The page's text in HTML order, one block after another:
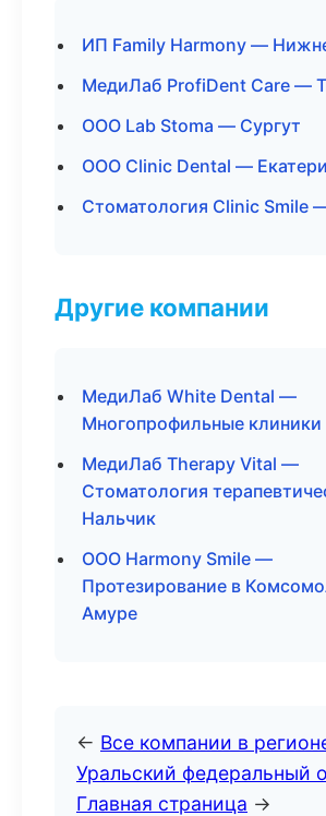
ИП Family Harmony —
МедиЛаб ProfiDent Care —
ООО Lab Stoma — Сургут
ООО Clinic Dental —
Стоматология Clinic Smile
Другие компании
МедиЛаб White Dental —
Многопрофильные клиники
МедиЛаб Therapy Vital —
Стоматология
Нальчик
ООО Harmony Smile —
Протезирование в
Амуре
← Все компании в
Уральский федеральный
Главная страница →